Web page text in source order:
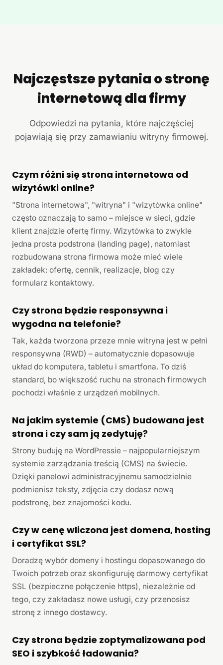
Najczęstsze pytania o stronę
internetową dla firmy
Odpowiedzi na pytania, które najczęściej
pojawiają się przy zamawianiu witryny firmowej.
Czym różni się strona internetowa od
wizytówki online?
"Strona internetowa", "witryna" i "wizytówka online"
często oznaczają to samo – miejsce w sieci, gdzie
klient znajdzie ofertę firmy. Wizytówka to zwykle
jedna prosta podstrona (landing page), natomiast
rozbudowana strona firmowa może mieć wiele
zakładek: ofertę, cennik, realizacje, blog czy
formularz kontaktowy.
Czy strona będzie responsywna i
wygodna na telefonie?
Tak, każda tworzona przeze mnie witryna jest w pełni
responsywna (RWD) – automatycznie dopasowuje
układ do komputera, tabletu i smartfona. To dziś
standard, bo większość ruchu na stronach firmowych
pochodzi właśnie z urządzeń mobilnych.
Na jakim systemie (CMS) budowana jest
strona i czy sam ją zedytuję?
Strony buduję na WordPressie – najpopularniejszym
systemie zarządzania treścią (CMS) na świecie.
Dzięki panelowi administracyjnemu samodzielnie
podmienisz teksty, zdjęcia czy dodasz nową
podstronę, bez znajomości kodu.
Czy w cenę wliczona jest domena, hosting
i certyfikat SSL?
Doradzę wybór domeny i hostingu dopasowanego do
Twoich potrzeb oraz skonfiguruję darmowy certyfikat
SSL (bezpieczne połączenie https), niezależnie od
tego, czy zakładasz nowe usługi, czy przenosisz
stronę z innego dostawcy.
Czy strona będzie zoptymalizowana pod
SEO i szybkość ładowania?